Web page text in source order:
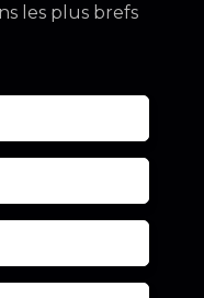
les plus brefs